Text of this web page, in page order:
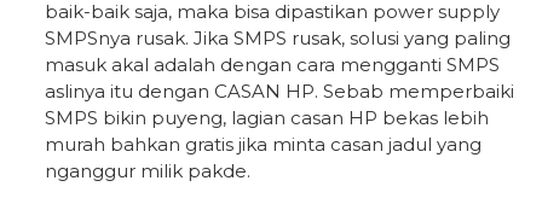
baik-baik saja, maka bisa dipastikan power supply
SMPSnya rusak. Jika SMPS rusak, solusi yang paling
masuk akal adalah dengan cara mengganti SMPS
aslinya itu dengan CASAN HP. Sebab memperbaiki
SMPS bikin puyeng, lagian casan HP bekas lebih
murah bahkan gratis jika minta casan jadul yang
nganggur milik pakde.